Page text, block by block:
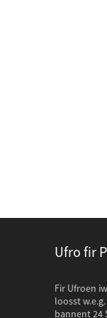
Ufro fir
Fir Ufroen
loosst
bannent 24
Pakistanesch Clientë
Pakistanesch Clienten
besichen an